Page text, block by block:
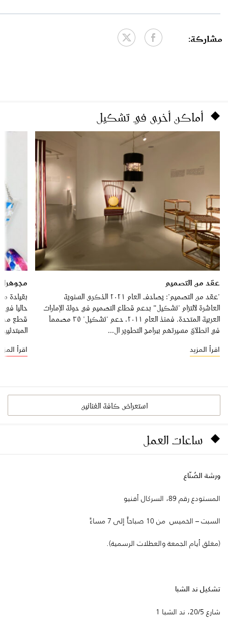
مشاركة:
أماكن أخرى في تشكيل
عقد من التصميم
"عقد من التصميم": يصادف العام ٢٠٢١ الذكرى السنوية
العاشرة لالتزام "تشكيل” بدعم قطاع التصميم في دولة الإمارات
العربية المتحدة. فمنذ العام ٢٠١١، دعم "تشكيل" ٣٥ مصمماً
في انطلاق مسيرتهم ببرامج التطوير ال...
اقرأ المزيد
بقيادة
حاليا
قطع
اقرأ
استعراض كافة الفنانين
ساعات العمل
ورشة الصُنّاع
المستودع رقم 89، السركال أفنيو
السبت – الخميس من 10 صباحاً إلى 7 مساءً
(مغلق أيام الجمعة والعطلات الرسمية).
تشكيل ند الشبا
شارع 20/5، ند الشبا 1